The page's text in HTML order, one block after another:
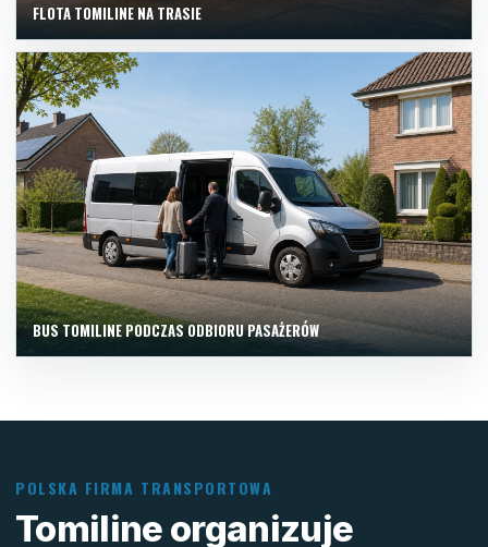
FLOTA TOMILINE NA TRASIE
BUS TOMILINE PODCZAS ODBIORU PASAŻERÓW
POLSKA FIRMA TRANSPORTOWA
Tomiline organizuje